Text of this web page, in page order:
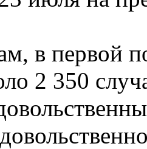
в первой
2 350